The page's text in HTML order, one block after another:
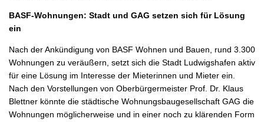
BASF-Wohnungen: Stadt und GAG setzen sich für Lösung
ein
Nach der Ankündigung von BASF Wohnen und Bauen, rund 3.300
Wohnungen zu veräußern, setzt sich die Stadt Ludwigshafen aktiv
für eine Lösung im Interesse der Mieterinnen und Mieter ein.
Nach den Vorstellungen von Oberbürgermeister Prof. Dr. Klaus
Blettner könnte die städtische Wohnungsbaugesellschaft GAG die
Wohnungen möglicherweise und in einer noch zu klärenden Form